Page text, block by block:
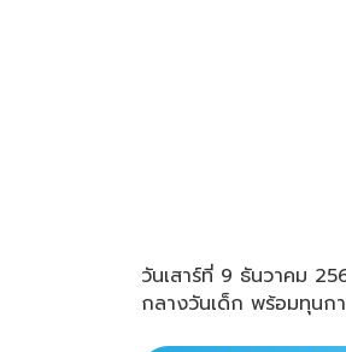
วันเสาร์ที่ 9 ธันวาคม
กลางวันเด็ก พร้อมทุนก